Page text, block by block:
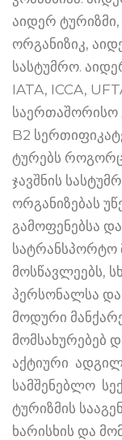
აიდერ
ორგანიზიკ,
სასტუმრო.
IATA, ICCA,
საერთაშორისო
B2
ტურებს როგორც
ჯავშნის
ორგანიზებას
გამოფენებსა
სატრანსპორტო
მოსწავლეებს,
პერსონალსა
მოდური
მომსახურებებ
აქტიური
სამშენებლო
ტურიზმის
ხარისხის და